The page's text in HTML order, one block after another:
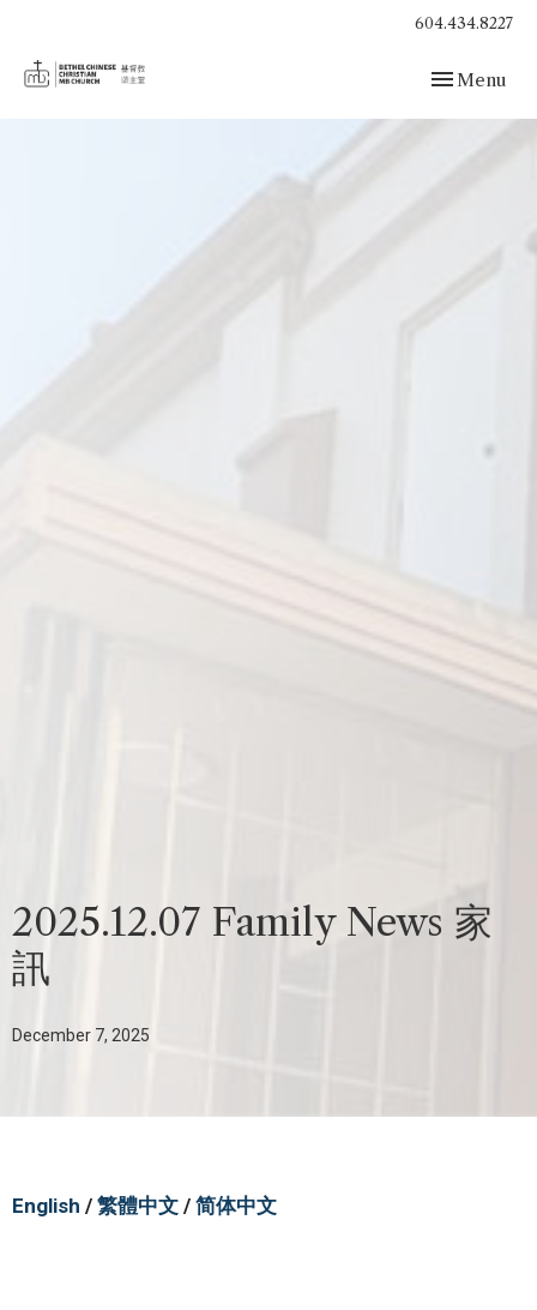
604.434.8227
Toggle
Menu
2025.12.07 Family News 家
訊
December 7, 2025
English / 繁體中文 / 简体中文